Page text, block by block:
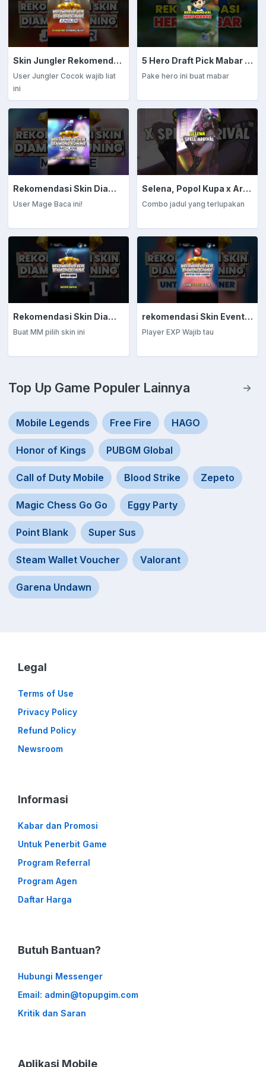
Skin Jungler Rekomendasi Diamond Kuning
User Jungler Cocok wajib liat
ini
5 Hero Draft Pick Mabar Auto Win
Pake hero ini buat mabar
Rekomendasi Skin Diamond Kuning: Mage
User Mage Baca ini!
Selena, Popol Kupa x Arrival
Combo jadul yang terlupakan
Rekomendasi Skin Diamond Kuning: Marksman
Buat MM pilih skin ini
rekomendasi Skin Event Diamond Kuning: EXP Laner
Player EXP Wajib tau
Top Up Game Populer Lainnya
Mobile Legends Free Fire HAGO
Honor of Kings PUBGM Global
Call of Duty Mobile Blood Strike Zepeto
Magic Chess Go Go Eggy Party
Point Blank Super Sus
Steam Wallet Voucher Valorant
Garena Undawn
Legal
Terms of Use
Privacy Policy
Refund Policy
Newsroom
Informasi
Kabar dan Promosi
Untuk Penerbit Game
Program Referral
Program Agen
Daftar Harga
Butuh Bantuan?
Hubungi Messenger
Email: admin@topupgim.com
Kritik dan Saran
Aplikasi Mobile